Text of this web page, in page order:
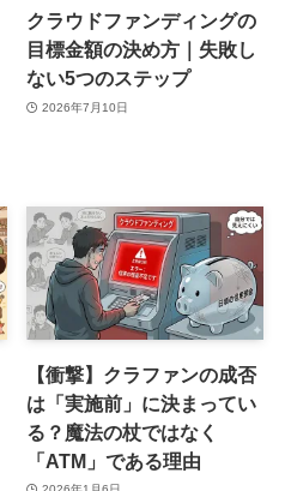
クラウドファンディングの
目標金額の決め方｜失敗し
ない5つのステップ
2026年7月10日
【衝撃】クラファンの成否
は「実施前」に決まってい
る？魔法の杖ではなく
「ATM」である理由